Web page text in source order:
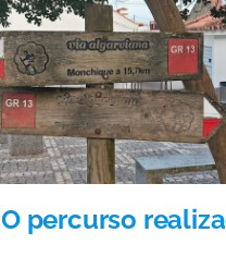
O percurso